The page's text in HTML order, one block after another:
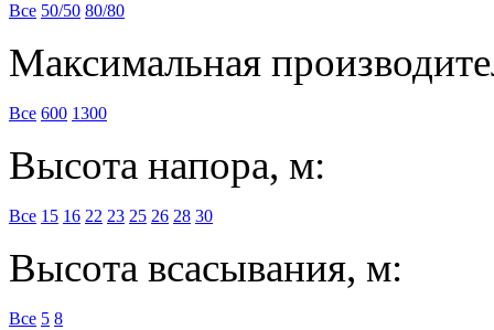
Все 50/50 80/80
Максимальная
Все 600 1300
Высота напора, м:
Все 15 16 22 23 25 26 28 30
Высота всасывания, м:
Все 5 8